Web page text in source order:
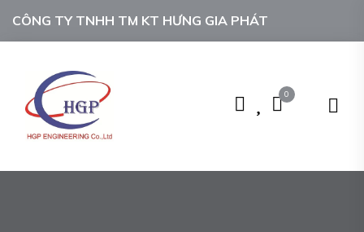
CÔNG TY TNHH TM KT HƯNG GIA PHÁT
0